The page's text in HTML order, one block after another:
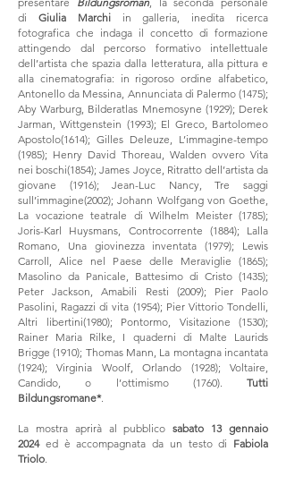
di Giulia Marchi in galleria, inedita ricerca
fotografica che indaga il concetto di formazione
attingendo dal percorso formativo intellettuale
dell’artista che spazia dalla letteratura, alla pittura e
alla cinematografia: in rigoroso ordine alfabetico,
Antonello da Messina, Annunciata di Palermo (1475);
Aby Warburg, Bilderatlas Mnemosyne (1929); Derek
Jarman, Wittgenstein (1993); El Greco, Bartolomeo
Apostolo(1614); Gilles Deleuze, L’immagine-tempo
(1985); Henry David Thoreau, Walden ovvero Vita
nei boschi(1854); James Joyce, Ritratto dell’artista da
giovane (1916); Jean-Luc Nancy, Tre saggi
sull’immagine(2002); Johann Wolfgang von Goethe,
La vocazione teatrale di Wilhelm Meister (1785);
Joris-Karl Huysmans, Controcorrente (1884); Lalla
Romano, Una giovinezza inventata (1979); Lewis
Carroll, Alice nel Paese delle Meraviglie (1865);
Masolino da Panicale, Battesimo di Cristo (1435);
Peter Jackson, Amabili Resti (2009); Pier Paolo
Pasolini, Ragazzi di vita (1954); Pier Vittorio Tondelli,
Altri libertini(1980); Pontormo, Visitazione (1530);
Rainer Maria Rilke, I quaderni di Malte Laurids
Brigge (1910); Thomas Mann, La montagna incantata
(1924); Virginia Woolf, Orlando (1928); Voltaire,
Candido, o l’ottimismo (1760). Tutti
Bildungsromane*.
La mostra aprirà al pubblicosabato 13 gennaio
2024ed è accompagnata da un testo di Fabiola
Triolo.